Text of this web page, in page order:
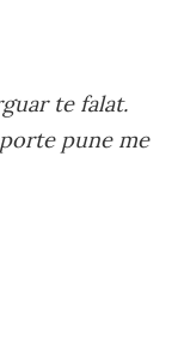
te falat.
pune me